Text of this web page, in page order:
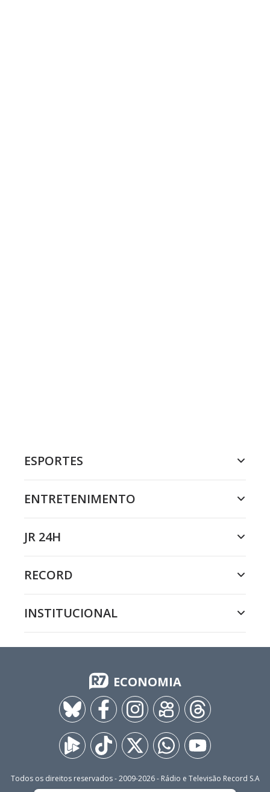
ESPORTES
ENTRETENIMENTO
JR 24H
RECORD
INSTITUCIONAL
ECONOMIA
Todos os direitos reservados - 2009-2026- Rádio e Televisão Record S.A